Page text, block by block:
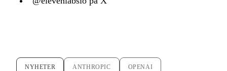
NYHETER ANTHROPIC OPENAI